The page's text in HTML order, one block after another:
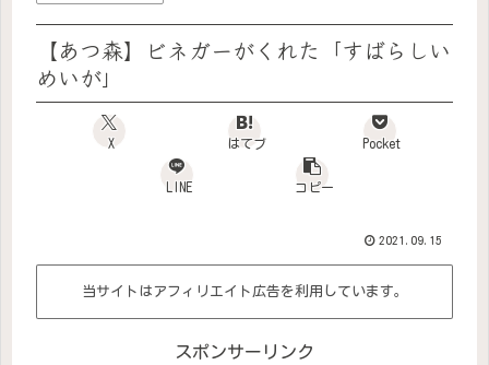
【あつ森】ビネガーがくれた「すばらしい
めいが」
X はてブ Pocket
LINE コピー
2021.09.15
当サイトはアフィリエイト広告を利用しています。
スポンサーリンク